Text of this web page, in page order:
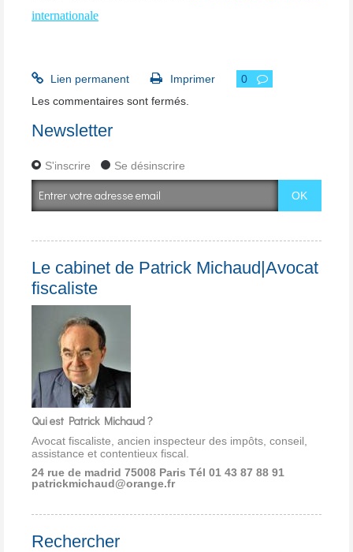
internationale
Lien permanent Imprimer
0
Les commentaires sont fermés.
Newsletter
S'inscrire Se désinscrire
Le cabinet de Patrick Michaud|Avocat
fiscaliste
Qui est Patrick Michaud ?
Avocat fiscaliste, ancien inspecteur des impôts, conseil,
assistance et contentieux fiscal.
24 rue de madrid 75008 Paris Tél 01 43 87 88 91
patrickmichaud@orange.fr
Rechercher